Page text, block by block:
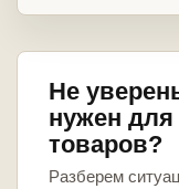
Не
нужен
товаров?
Разберем